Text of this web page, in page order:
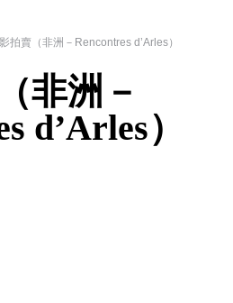
拍賣（非洲－Rencontres d’Arles）
非洲－
d’Arles）